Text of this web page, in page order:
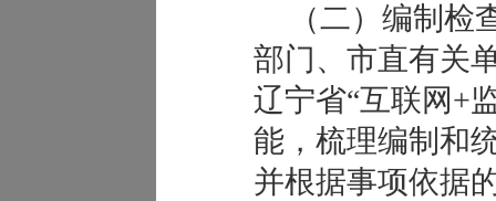
（二）编制检
部门、市直有关
辽宁省“互联网+
能，梳理编制和
并根据事项依据